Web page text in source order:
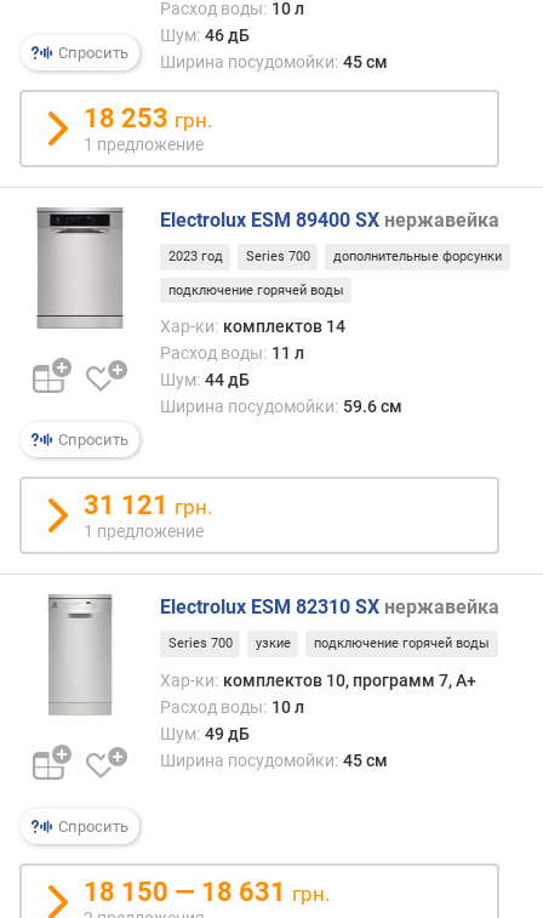
р
р
м
м
с
с
э
е
р
о
т
р
е
н
и
(
n
e
w
Спросить
Расход воды: 10 л
Шум: 46 дБ
Ширина посудомойки: 45 см
18 253 грн.
1 предложение
Спросить
Electrolux ESM 89400 SX нержавейка
2023 год Series 700 дополнительные форсунки
подключение горячей воды
Хар-ки: комплектов 14
Расход воды: 11 л
Шум: 44 дБ
Ширина посудомойки: 59.6 см
31 121 грн.
1 предложение
Спросить
Electrolux ESM 82310 SX нержавейка
Series 700 узкие подключение горячей воды
Хар-ки: комплектов 10, программ 7, A+
Расход воды: 10 л
Шум: 49 дБ
Ширина посудомойки: 45 см
18 150 — 18 631 грн.